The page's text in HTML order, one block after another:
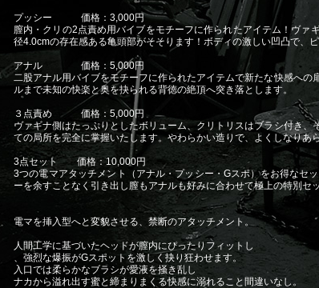
プッシー 価格：3,000円
膣内・クリの2点責め用バイブをモチーフに作られたアイテム！ヴァ
径4.0cmの存在感ある亀頭部がそそります！ボディの激しい凹凸で、
アナル 価格：5,000円
二股アナル用バイブをモチーフに作られたアイテムで新たな快感へ
ルまで未知の快楽と奥を抉られる背徳の絶頂へ突き落とします。
３点責め 価格：5,000円
ヴァギナ側はたっぷりとしたボリューム、クリトリスはブラシ付き
ての局所を完全に掌握いたします。やわらかい造りで、よくしなりあ
3点セット 価格：10,000円
3つの電マアタッチメント（アナル・プッシー・Gスポ）をお得なセ
ーを余すことなく引き出し膣もアナルも好みに合わせて極上の特別セ
電マを挿入型へと変貌させる、禁断のアタッチメント。
人間工学に基づいたヘッドが膣内にぴったりフィットし
、強烈な爆振がGスポットを激しく抉り狂わせます。
入口では柔らかなブラシが愛液を掻き乱し
ナカから溢れ出す蜜と締まりまくる快感に溺れること間違いなし。